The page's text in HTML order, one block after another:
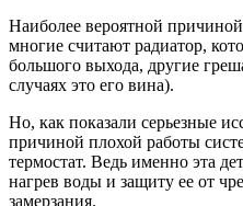
Наиболее вероятной
многие считают радиатор,
большого выхода, другие
случаях это его вина).
Но, как показали серьезные
причиной плохой работы
термостат. Ведь именно эта
нагрев воды и защиту ее от
замерзания.